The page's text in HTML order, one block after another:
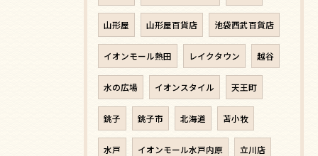
山形屋 山形屋百貨店 池袋西武百貨店
イオンモール熱田 レイクタウン 越谷
水の広場 イオンスタイル 天王町
銚子 銚子市 北海道 苫小牧
水戸 イオンモール水戸内原 立川店